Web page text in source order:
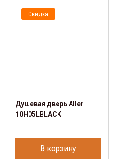
Скидка
Душевая дверь Aller
10H05LBLACK
В корзину